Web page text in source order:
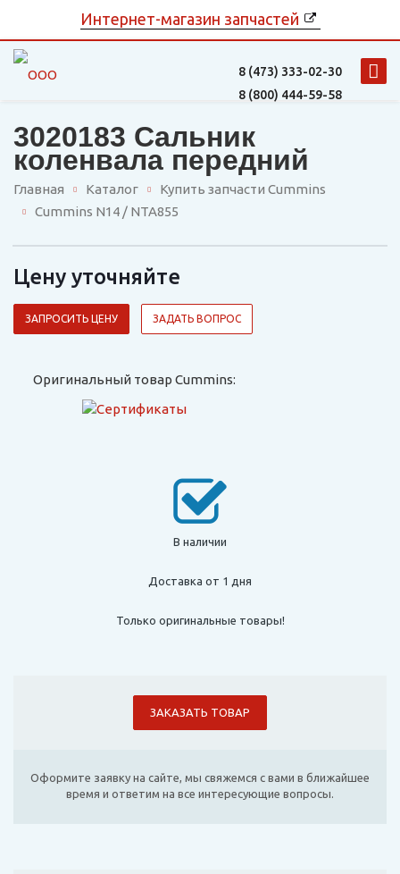
Интернет-магазин запчастей
8 (473) 333-02-30
8 (800) 444-59-58
3020183 Сальник
коленвала передний
Главная Каталог
Купить запчасти Cummins
Cummins N14 / NTA855
Цену уточняйте
ЗАПРОСИТЬ ЦЕНУ ЗАДАТЬ ВОПРОС
Оригинальный товар Cummins:
В наличии
Доставка от 1 дня
Только оригинальные товары!
ЗАКАЗАТЬ ТОВАР
Оформите заявку на сайте, мы свяжемся с вами в ближайшее
время и ответим на все интересующие вопросы.